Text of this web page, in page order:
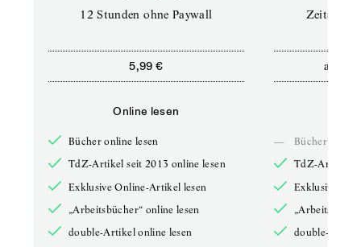
12 Stunden ohne Paywall
5,99 €
Online lesen
Bücher online lesen
TdZ-Artikel seit 2013 online lesen
Exklusive Online-Artikel lesen
„Arbeitsbücher“ online lesen
double-Artikel online lesen
ab
—
Bücher online
TdZ-Artikel
Exklusive
double-